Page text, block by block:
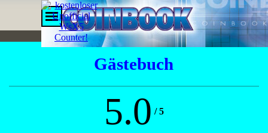
Direkt zum Seiteninhalt
Menü überspringen
Gästebuch
5.0 /5